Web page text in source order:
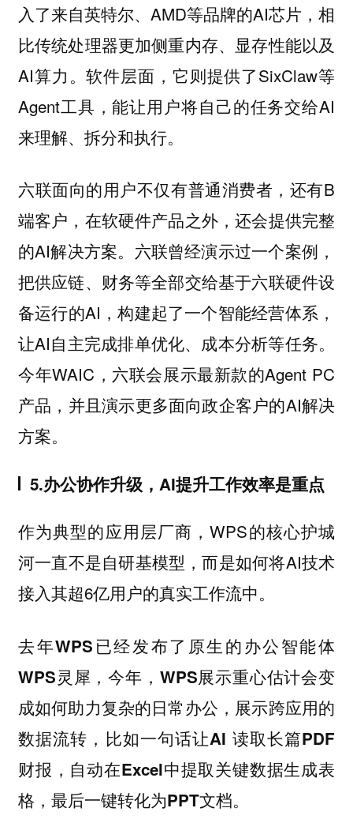
入了来自英特尔、AMD等品牌的AI芯片，相
比传统处理器更加侧重内存、显存性能以及
AI算力。软件层面，它则提供了SixClaw等
Agent工具，能让用户将自己的任务交给AI
来理解、拆分和执行。
六联面向的用户不仅有普通消费者，还有B
端客户，在软硬件产品之外，还会提供完整
的AI解决方案。六联曾经演示过一个案例，
把供应链、财务等全部交给基于六联硬件设
备运行的AI，构建起了一个智能经营体系，
让AI自主完成排单优化、成本分析等任务。
今年WAIC，六联会展示最新款的Agent PC
产品，并且演示更多面向政企客户的AI解决
方案。
5.办公协作升级，AI提升工作效率是重点
作为典型的应用层厂商，WPS的核心护城
河一直不是自研基模型，而是如何将AI技术
接入其超6亿用户的真实工作流中。
去年WPS已经发布了原生的办公智能体
WPS灵犀，今年，WPS展示重心估计会变
成如何助力复杂的日常办公，展示跨应用的
数据流转，比如一句话让AI 读取长篇PDF
财报，自动在Excel中提取关键数据生成表
格，最后一键转化为PPT文档。